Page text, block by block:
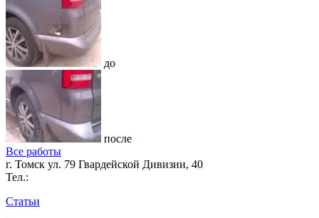
до
после
Все работы
г. Томск ул. 79 Гвардейской Дивизии, 40
Тел.:
Статьи